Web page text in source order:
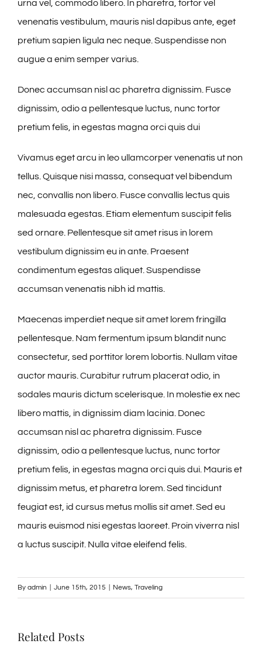
urna vel, commodo libero. In pharetra, tortor vel
venenatis vestibulum, mauris nisl dapibus ante, eget
pretium sapien ligula nec neque. Suspendisse non
augue a enim semper varius.
Donec accumsan nisl ac pharetra dignissim. Fusce
dignissim, odio a pellentesque luctus, nunc tortor
pretium felis, in egestas magna orci quis dui
Vivamus eget arcu in leo ullamcorper venenatis ut non
tellus. Quisque nisi massa, consequat vel bibendum
nec, convallis non libero. Fusce convallis lectus quis
malesuada egestas. Etiam elementum suscipit felis
sed ornare. Pellentesque sit amet risus in lorem
vestibulum dignissim eu in ante. Praesent
condimentum egestas aliquet. Suspendisse
accumsan venenatis nibh id mattis.
Maecenas imperdiet neque sit amet lorem fringilla
pellentesque. Nam fermentum ipsum blandit nunc
consectetur, sed porttitor lorem lobortis. Nullam vitae
auctor mauris. Curabitur rutrum placerat odio, in
sodales mauris dictum scelerisque. In molestie ex nec
libero mattis, in dignissim diam lacinia. Donec
accumsan nisl ac pharetra dignissim. Fusce
dignissim, odio a pellentesque luctus, nunc tortor
pretium felis, in egestas magna orci quis dui. Mauris et
dignissim metus, et pharetra lorem. Sed tincidunt
feugiat est, id cursus metus mollis sit amet. Sed eu
mauris euismod nisi egestas laoreet. Proin viverra nisl
a luctus suscipit. Nulla vitae eleifend felis.
By admin June 15th, 2015 News, Traveling
Related Posts